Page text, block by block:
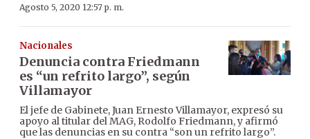
Agosto 5, 2020 12:57 p. m.
Nacionales
Denuncia contra Friedmann
es “un refrito largo”, según
Villamayor
El jefe de Gabinete, Juan Ernesto Villamayor, expresó su
apoyo al titular del MAG, Rodolfo Friedmann, y afirmó
que las denuncias en su contra “son un refrito largo”.